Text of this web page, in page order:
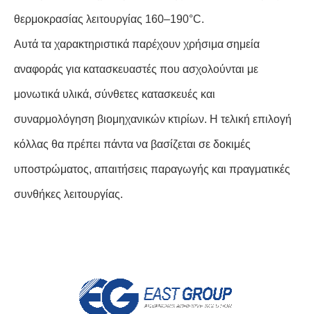
θερμοκρασίας λειτουργίας 160–190°C.
Αυτά τα χαρακτηριστικά παρέχουν χρήσιμα σημεία
αναφοράς για κατασκευαστές που ασχολούνται με
μονωτικά υλικά, σύνθετες κατασκευές και
συναρμολόγηση βιομηχανικών κτιρίων. Η τελική επιλογή
κόλλας θα πρέπει πάντα να βασίζεται σε δοκιμές
υποστρώματος, απαιτήσεις παραγωγής και πραγματικές
συνθήκες λειτουργίας.